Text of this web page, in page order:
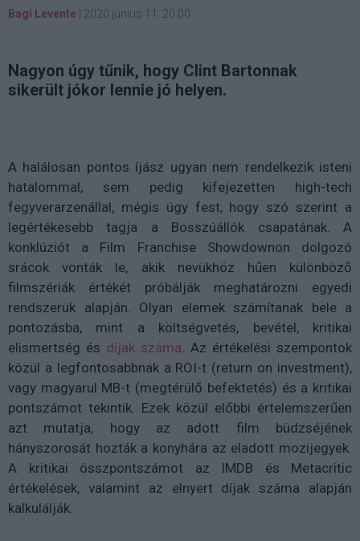
Bagi Levente 2020 június 11. 20:00
Nagyon úgy tűnik, hogy Clint Bartonnak
sikerült jókor lennie jó helyen.
A halálosan pontos íjász ugyan nem rendelkezik isteni
hatalommal, sem pedig kifejezetten high-tech
fegyverarzenállal, mégis úgy fest, hogy szó szerint a
legértékesebb tagja a Bosszúállók csapatának. A
konklúziót a Film Franchise Showdownon dolgozó
srácok vonták le, akik nevükhöz hűen különböző
filmszériák értékét próbálják meghatározni egyedi
rendszerük alapján. Olyan elemek számítanak bele a
pontozásba, mint a költségvetés, bevétel, kritikai
elismertség és díjak száma. Az értékelési szempontok
közül a legfontosabbnak a ROI-t (return on investment),
vagy magyarul MB-t (megtérülő befektetés) és a kritikai
pontszámot tekintik. Ezek közül előbbi értelemszerűen
azt mutatja, hogy az adott film büdzséjének
hányszorosát hozták a konyhára az eladott mozijegyek.
A kritikai összpontszámot az IMDB és Metacritic
értékelések, valamint az elnyert díjak száma alapján
kalkulálják.